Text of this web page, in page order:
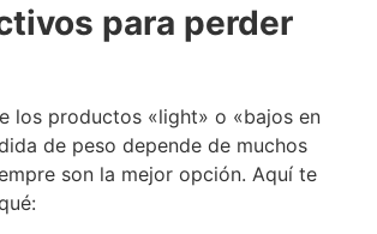
para perder
los productos «light» o «bajos en
de peso depende de muchos
son la mejor opción. Aquí te